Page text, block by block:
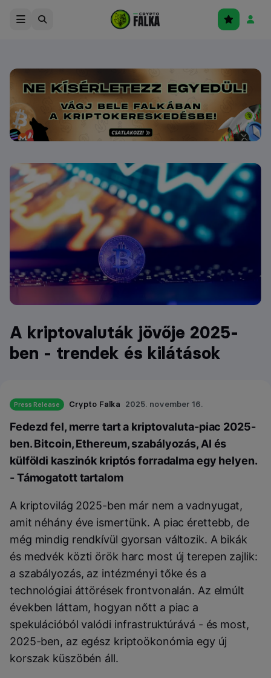
A kriptovaluták jövője 2025-
ben - trendek és kilátások
Press Release Crypto Falka 2025. november 16.
Fedezd fel, merre tart a kriptovaluta-piac 2025-
ben. Bitcoin, Ethereum, szabályozás, AI és
külföldi kaszinók kriptós forradalma egy helyen.
- Támogatott tartalom
A kriptovilág 2025-ben már nem a vadnyugat,
amit néhány éve ismertünk. A piac érettebb, de
még mindig rendkívül gyorsan változik. A bikák
és medvék közti örök harc most új terepen zajlik:
a szabályozás, az intézményi tőke és a
technológiai áttörések frontvonalán. Az elmúlt
években láttam, hogyan nőtt a piac a
spekulációból valódi infrastruktúrává - és most,
2025-ben, az egész kriptoökonómia egy új
korszak küszöbén áll.